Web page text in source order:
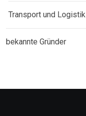
Transport und Logistik
bekannte Gründer